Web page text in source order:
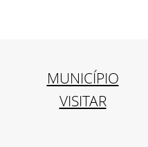
MUNICÍPIO
VISITAR